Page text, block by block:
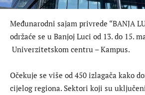
​Međunarodni sajam privrede “BANJA
održaće se u Banjoj Luci od 13. do 15.
Univerzitetskom centru – Kampus.
Očekuje se više od 450 izlagača kako
cijelog regiona. Sektori koji su